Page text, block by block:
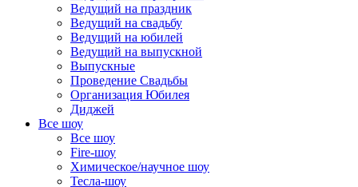
Ведущий на праздник
Ведущий на свадьбу
Ведущий на юбилей
Ведущий на выпускной
Выпускные
Проведение Свадьбы
Организация Юбилея
Диджей
Все шоу
Все шоу
Fire-шоу
Химическое/научное шоу
Тесла-шоу